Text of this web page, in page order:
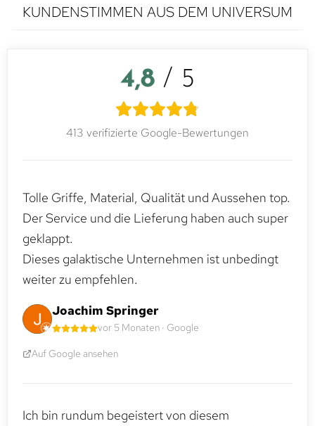
KUNDENSTIMMEN AUS DEM UNIVERSUM
4,8 / 5
413 verifizierte Google-Bewertungen
Tolle Griffe, Material, Qualität und Aussehen top.
Der Service und die Lieferung haben auch super
geklappt.
Dieses galaktische Unternehmen ist unbedingt
weiter zu empfehlen.
Joachim Springer
vor 5 Monaten · Google
Auf Google ansehen
Ich bin rundum begeistert von diesem